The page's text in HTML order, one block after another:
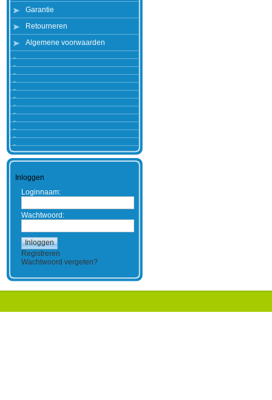
Garantie
Retourneren
Algemene voorwaarden
Inloggen
Loginnaam:
Wachtwoord:
Registreren
Wachtwoord vergeten?